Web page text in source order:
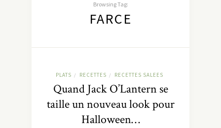
Browsing Tag:
FARCE
PLATS / RECETTES / RECETTES SALEES
Quand Jack O’Lantern se
taille un nouveau look pour
Halloween…